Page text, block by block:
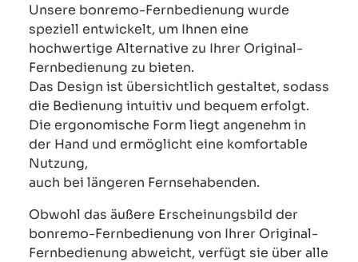
Unsere bonremo-Fernbedienung wurde
speziell entwickelt, um Ihnen eine
hochwertige Alternative zu Ihrer Original-
Fernbedienung zu bieten.
Das Design ist übersichtlich gestaltet, sodass
die Bedienung intuitiv und bequem erfolgt.
Die ergonomische Form liegt angenehm in
der Hand und ermöglicht eine komfortable
Nutzung,
auch bei längeren Fernsehabenden.
Obwohl das äußere Erscheinungsbild der
bonremo-Fernbedienung von Ihrer Original-
Fernbedienung abweicht, verfügt sie über alle